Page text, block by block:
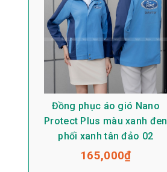
Đồng phục áo gió Nano
Protect Plus màu xanh đen
phối xanh tân đảo 02
165,000₫